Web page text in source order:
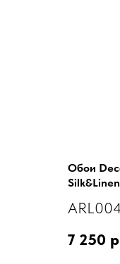
Обои
Silk&Linen
7 250